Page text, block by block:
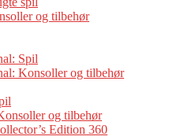
og tilbehør
Spil
Konsoller og tilbehør
og tilbehør
Edition 360